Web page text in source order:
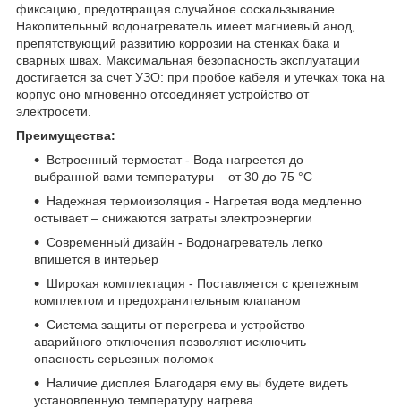
фиксацию, предотвращая случайное соскальзывание.
Накопительный водонагреватель имеет магниевый анод,
препятствующий развитию коррозии на стенках бака и
сварных швах. Максимальная безопасность эксплуатации
достигается за счет УЗО: при пробое кабеля и утечках тока на
корпус оно мгновенно отсоединяет устройство от
электросети.
Преимущества:
Встроенный термостат - Вода нагреется до
выбранной вами температуры – от 30 до 75 °С
Надежная термоизоляция - Нагретая вода медленно
остывает – снижаются затраты электроэнергии
Современный дизайн - Водонагреватель легко
впишется в интерьер
Широкая комплектация - Поставляется с крепежным
комплектом и предохранительным клапаном
Система защиты от перегрева и устройство
аварийного отключения позволяют исключить
опасность серьезных поломок
Наличие дисплея Благодаря ему вы будете видеть
установленную температуру нагрева